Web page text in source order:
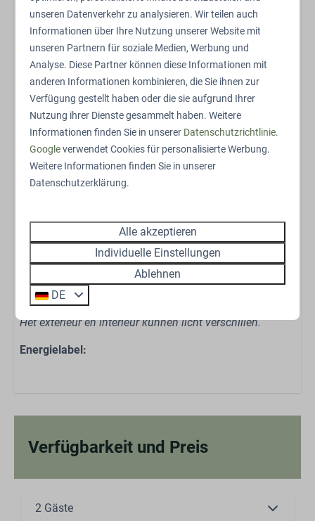
Abstellen von Fahrrädern
Ladestation für Elektrofahrräder
Privater Hottub: das absolute
Highlight
Der private Hottub ist zweifellos das Herzstück dieser
Ferienwohnung. Lass dich von warmem, sprudelndem
Wasser umhüllen und genieße die Stille der Veluwe
unter einem Sternenhimmel. Ob du nach einem
Morgenspaziergang zur Ruhe kommst oder einen
erlebnisreichen Tag abrundest: im Hottub findest du
Bei diesem Unterkunftstyp sind einige Häuser mit
zusätzlichen Luxusausstattungen für einen noch
komfortableren Aufenthalt ausgestattet. Wähle deine
Präferenz während des Buchungsvorgangs (Schritt 1:
zusätzliche Ausstattung).
Het exterieur en interieur kunnen licht verschillen.
Energielabel:
Verfügbarkeit und Preis
2 Gäste
unseren Datenverkehr zu analysieren. Wir teilen auch
Informationen über Ihre Nutzung unserer Website mit
unseren Partnern für soziale Medien, Werbung und
Analyse. Diese Partner können diese Informationen mit
anderen Informationen kombinieren, die Sie ihnen zur
Verfügung gestellt haben oder die sie aufgrund Ihrer
Nutzung ihrer Dienste gesammelt haben. Weitere
Informationen finden Sie in unserer Datenschutzrichtlinie.
Googleverwendet Cookies für personalisierte Werbung.
Weitere Informationen finden Sie in unserer
Datenschutzerklärung.
Alle akzeptieren
Individuelle Einstellungen
Ablehnen
DE